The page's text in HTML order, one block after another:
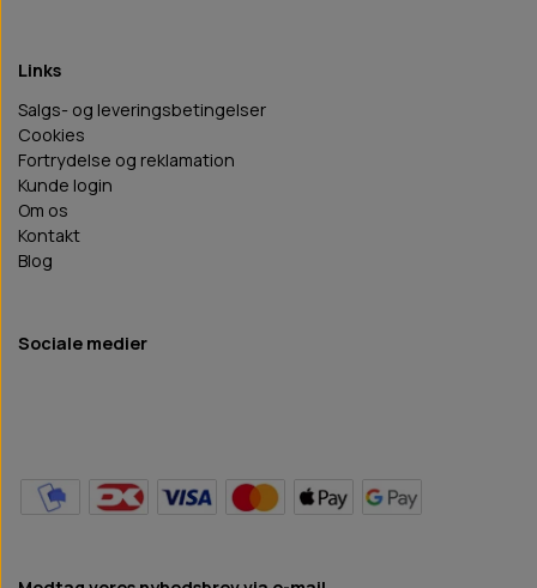
Links
Salgs- og leveringsbetingelser
Cookies
Fortrydelse og reklamation
Kunde login
Om os
Kontakt
Blog
Sociale medier